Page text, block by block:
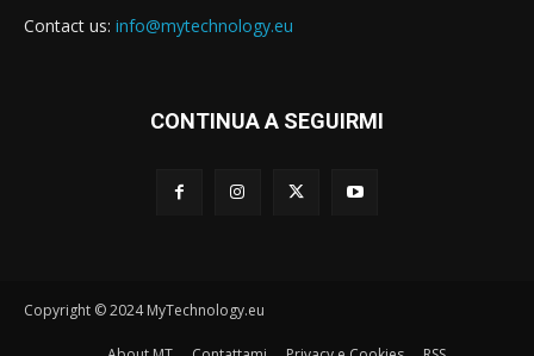
Contact us: info@mytechnology.eu
CONTINUA A SEGUIRMI
Copyright © 2024 MyTechnology.eu